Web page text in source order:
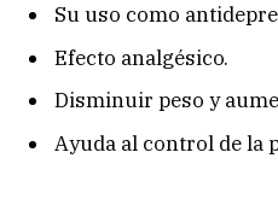
Su uso como
Efecto analgésico.
Disminuir peso y
Ayuda al control de la